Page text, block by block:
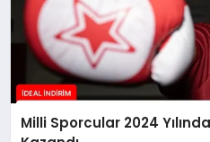
Milli Sporcular 2024